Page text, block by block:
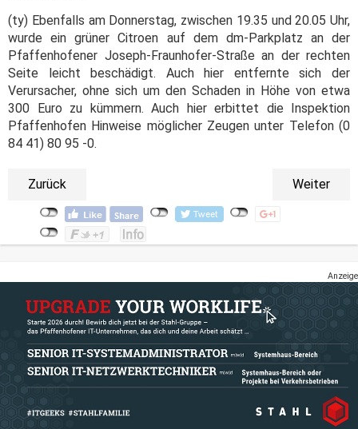
(ty) Ebenfalls am Donnerstag, zwischen 19.35 und 20.05 Uhr,
wurde ein grüner Citroen auf dem dm-Parkplatz an der
Pfaffenhofener Joseph-Fraunhofer-Straße an der rechten
Seite leicht beschädigt. Auch hier entfernte sich der
Verursacher, ohne sich um den Schaden in Höhe von etwa
300 Euro zu kümmern. Auch hier erbittet die Inspektion
Pfaffenhofen Hinweise möglicher Zeugen unter Telefon (0
84 41) 80 95 -0.
Zurück Weiter
Anzeige